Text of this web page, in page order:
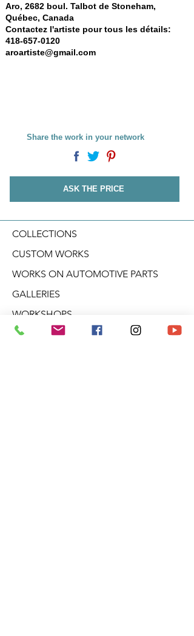
Aro, 2682 boul. Talbot de Stoneham,
Québec, Canada
Contactez l'artiste pour tous les détails:
418-657-0120
aroartiste@gmail.com
Share the work in your network
ASK THE PRICE
COLLECTIONS
CUSTOM WORKS
WORKS ON AUTOMOTIVE PARTS
GALLERIES
WORKSHOPS
CONFERENCES